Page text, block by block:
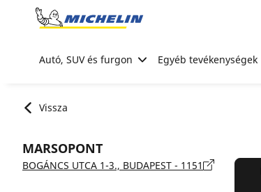
Go to page content
Autó, SUV és furgon Egyéb tevékenységek
Vissza
MARSOPONT
BOGÁNCS UTCA 1-3., BUDAPEST - 1151